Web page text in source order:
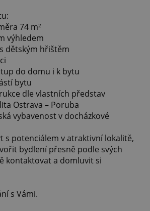
74 m²
výhledem
dětským hřištěm
do domu i k bytu
bytu
dle vlastních představ
Ostrava – Poruba
vybavenost v docházkové
s potenciálem v atraktivní lokalitě,
bydlení přesně podle svých
kontaktovat a domluvit si
s Vámi.